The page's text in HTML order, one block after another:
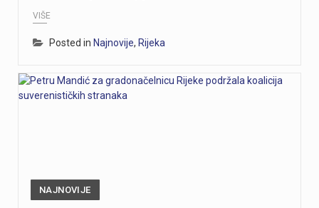
VIŠE
Posted in Najnovije, Rijeka
NAJNOVIJE